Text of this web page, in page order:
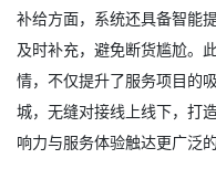
补给方面，系统还具备智能
及时补充，避免断货尴尬。
情，不仅提升了服务项目的
城，无缝对接线上线下，打
响力与服务体验触达更广泛